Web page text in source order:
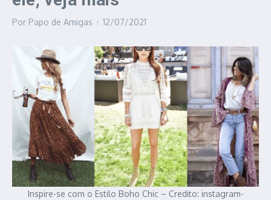
Por Papo de Amigas 12/07/2021
Inspire-se com o Estilo Boho Chic – Credito: instagram-